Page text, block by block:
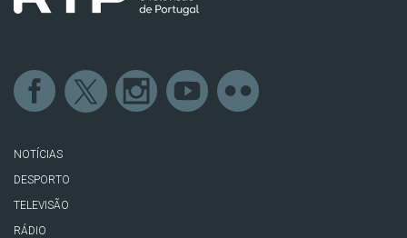
NOTÍCIAS
DESPORTO
TELEVISÃO
RÁDIO